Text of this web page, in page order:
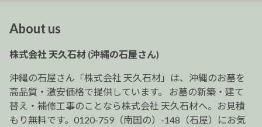
ゲ
ー
シ
ョ
ン
About us
株式会社 天久石材 (沖縄の石屋さん)
沖縄の石屋さん「株式会社 天久石材」は、沖縄のお墓を
高品質・激安価格で提供しています。 お墓の新築・建て
替え・補修工事のことなら株式会社 天久石材へ。お見積
もり無料です。0120-759（南国の）-148（石屋）にお気